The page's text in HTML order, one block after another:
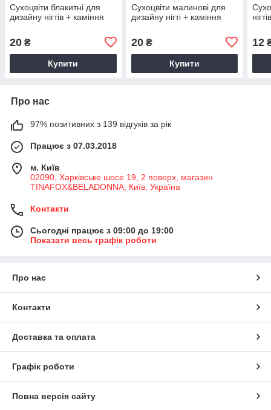
Сухоцвіти блакитні для
дизайну нігтів + каміння
20 ₴
Купити
Сухоцвіти малинові для
дизайну нігті + каміння
20₴
Купити
12
Про нас
97% позитивних з 139 відгуків за рік
Працює з 07.03.2018
м. Київ
02090, Харківське шосе 19, 2 поверх, магазин
TINAFOX&BELADONNA, Київ, Україна
Контакти
Сьогодні працює з 09:00 до 19:00
Показати весь графік роботи
Про нас
Контакти
Доставка та оплата
Графік роботи
Повна версія сайту